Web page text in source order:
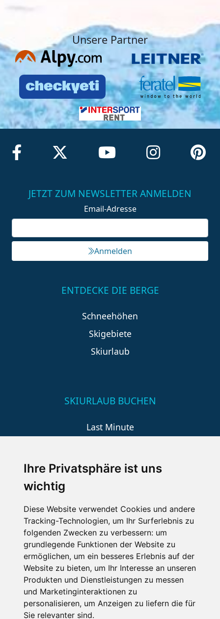
Ihre Privatsphäre ist uns
wichtig
Diese Website verwendet Cookies und andere
Tracking-Technologien, um Ihr Surferlebnis zu
folgenden Zwecken zu verbessern: um
grundlegende Funktionen der Website zu
ermöglichen, um ein besseres Erlebnis auf der
Website zu bieten, um Ihr Interesse an unseren
Produkten und Dienstleistungen zu messen
und Marketinginteraktionen zu
personalisieren, um Anzeigen zu liefern die für
Sie relevanter sind.
Unsere Partner
JETZT ZUM NEWSLETTER ANMELDEN
Email-Adresse
Anmelden
ENTDECKE DIE BERGE
Schneehöhen
Skigebiete
Skiurlaub
SKIURLAUB BUCHEN
Last Minute
Wellness
SCHNEEHÖHEN SKI APP
Die Schneehoehen Ski APP für iOS und Android - Ein
Muss für alle Wintersportler und Schneefreaks!